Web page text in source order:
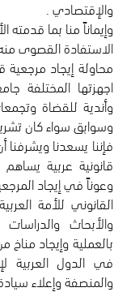
وإيماناً منا بما
الاستفادة القصوى
محاولة إيجاد مرجعية
اجهزتها المختلفة
وأندية للقضاة
فإننا يسعدنا
قانونية عربية يساهم
وعوناً في إيجاد
القانوني للأمة
والأبحاث
بالعملية وإيجاد مناخ
في الدول العربية
والمنصفة وإعلاء